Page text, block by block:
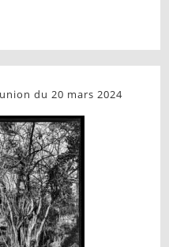
du 20 mars 2024